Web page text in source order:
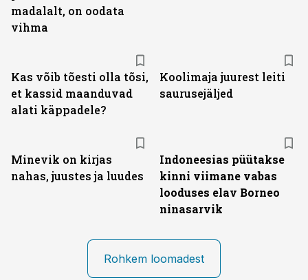
madalalt, on oodata
vihma
Kas võib tõesti olla tõsi,
et kassid maanduvad
alati käppadele?
Koolimaja juurest leiti
saurusejäljed
Minevik on kirjas
nahas, juustes ja luudes
Indoneesias püütakse
kinni viimane vabas
looduses elav Borneo
ninasarvik
Rohkem loomadest